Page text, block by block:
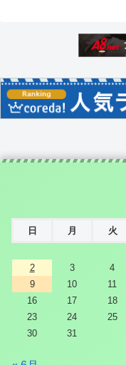
日 月 火
2
3 4
9
10 11
16
17 18
23
24 25
30
31